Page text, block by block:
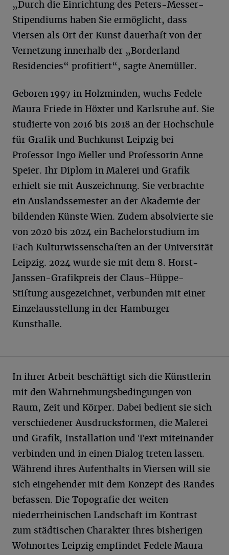
„Durch die Einrichtung des Peters-Messer-
Stipendiums haben Sie ermöglicht, dass
Viersen als Ort der Kunst dauerhaft von der
Vernetzung innerhalb der „Borderland
Residencies“ profitiert“, sagte Anemüller.
Geboren 1997 in Holzminden, wuchs Fedele
Maura Friede in Höxter und Karlsruhe auf. Sie
studierte von 2016 bis 2018 an der Hochschule
für Grafik und Buchkunst Leipzig bei
Professor Ingo Meller und Professorin Anne
Speier. Ihr Diplom in Malerei und Grafik
erhielt sie mit Auszeichnung. Sie verbrachte
ein Auslandssemester an der Akademie der
bildenden Künste Wien. Zudem absolvierte sie
von 2020 bis 2024 ein Bachelorstudium im
Fach Kulturwissenschaften an der Universität
Leipzig. 2024 wurde sie mit dem 8. Horst-
Janssen-Grafikpreis der Claus-Hüppe-
Stiftung ausgezeichnet, verbunden mit einer
Einzelausstellung in der Hamburger
Kunsthalle.
In ihrer Arbeit beschäftigt sich die Künstlerin
mit den Wahrnehmungsbedingungen von
Raum, Zeit und Körper. Dabei bedient sie sich
verschiedener Ausdrucksformen, die Malerei
und Grafik, Installation und Text miteinander
verbinden und in einen Dialog treten lassen.
Während ihres Aufenthalts in Viersen will sie
sich eingehender mit dem Konzept des Randes
befassen. Die Topografie der weiten
niederrheinischen Landschaft im Kontrast
zum städtischen Charakter ihres bisherigen
Wohnortes Leipzig empfindet Fedele Maura